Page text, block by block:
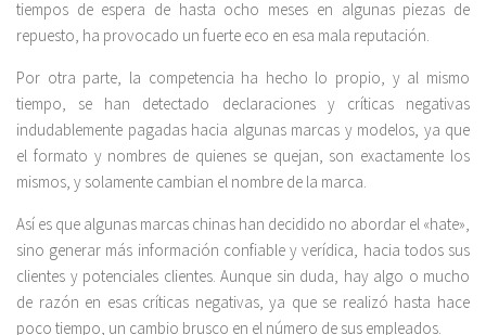
tiempos de espera de hasta ocho meses en algunas piezas de
repuesto, ha provocado un fuerte eco en esa mala reputación.
Por otra parte, la competencia ha hecho lo propio, y al mismo
tiempo, se han detectado declaraciones y críticas negativas
indudablemente pagadas hacia algunas marcas y modelos, ya que
el formato y nombres de quienes se quejan, son exactamente los
mismos, y solamente cambian el nombre de la marca.
Así es que algunas marcas chinas han decidido no abordar el «hate»,
sino generar más información confiable y verídica, hacia todos sus
clientes y potenciales clientes. Aunque sin duda, hay algo o mucho
de razón en esas críticas negativas, ya que se realizó hasta hace
poco tiempo, un cambio brusco en el número de sus empleados.